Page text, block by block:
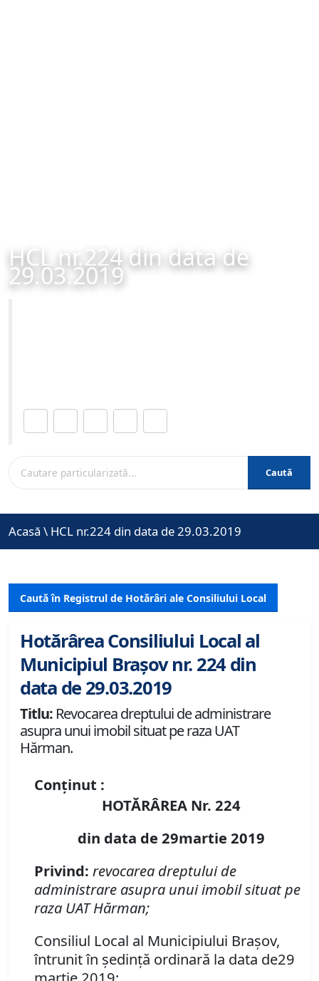
HCL nr.224 din data de
29.03.2019
Caută
Acasă \ HCL nr.224 din data de 29.03.2019
Caută în Registrul de Hotărâri ale Consiliului Local
Hotărârea Consiliului Local al
Municipiul Brașov nr. 224 din
data de 29.03.2019
Titlu: Revocarea dreptului de administrare
asupra unui imobil situat pe raza UAT
Hărman.
Conținut :
HOTĂRÂREA Nr. 224
din data de 29martie 2019
Privind: revocarea dreptului de
administrare asupra unui imobil situat pe
raza UAT Hărman;
Consiliul Local al Municipiului Braşov,
întrunit în şedinţă ordinară la data de29